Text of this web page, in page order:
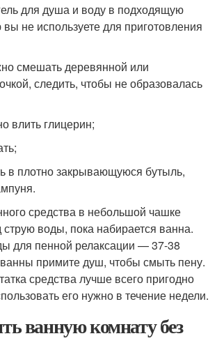
для душа и воду в подходящую
вы не используете для приготовления
смешать деревянной или
следить, чтобы не образовалась
влить глицерин;
в плотно закрывающуюся бутыль,
средства в небольшой чашке
воды, пока набирается ванна.
для пенной релаксации — 37-38
примите душ, чтобы смыть пену.
средства лучше всего пригодно
его нужно в течение недели.
ванную комнату без